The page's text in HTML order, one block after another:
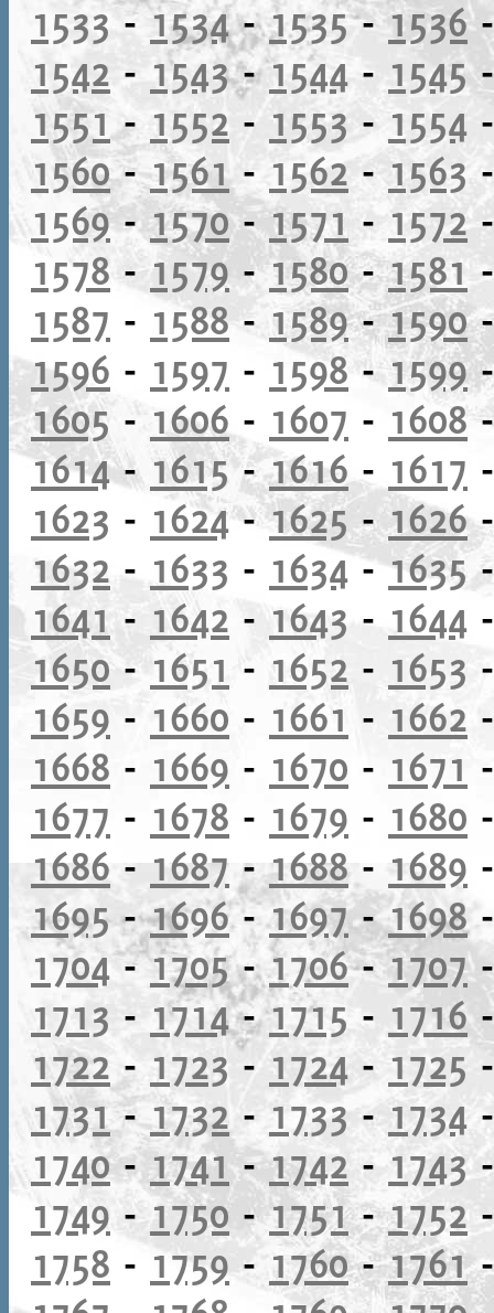
1533-1534-1535-1536
1542 - 1543-1544 - 1545
1551 - 1552 - 1553 - 1554
1560-1561- 1562-1563
1569-1570-1571 -1572
1578 -1579 -1580-1581
1587 - 1588-1589-1590
1596 - 1597 - 1598-1599
1605- 1606 - 1607 - 1608
1614- 1615-1616- 1617
1623 - 1624-1625-1626
1632 - 1633 - 1634-1635
1641 - 1642 - 1643 - 1644
1650-1651 - 1652 - 1653
1659 - 1660 - 1661 - 1662
1668 - 1669 - 1670 - 1671
1677 - 1678 - 1679 - 1680
1686 - 1687 -1688- 1689
1695-1696-1697-1698
1704-1705-1706-1707
1713 - 1714-1715 - 1716
1722 -1723 - 1724-1725
1731-1732 - 1733- 1734
1740-1741-1742-1743
1749 -1750 -1751-1752
1758 - 1759 -1760-1761